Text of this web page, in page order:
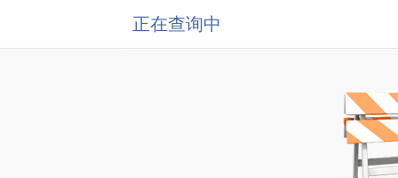
正在查询中